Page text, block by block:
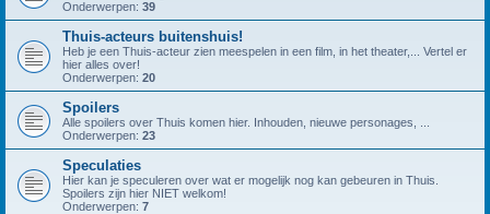
Onderwerpen: 39
Thuis-acteurs buitenshuis!
Heb je een Thuis-acteur zien meespelen in een film, in het theater,... Vertel er
hier alles over!
Onderwerpen: 20
Spoilers
Alle spoilers over Thuis komen hier. Inhouden, nieuwe personages, ...
Onderwerpen: 23
Speculaties
Hier kan je speculeren over wat er mogelijk nog kan gebeuren in Thuis.
Spoilers zijn hier NIET welkom!
Onderwerpen: 7